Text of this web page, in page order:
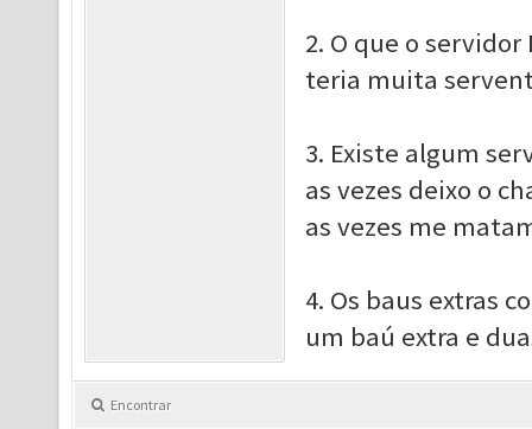
2. O que o
teria muita
3. Existe algum
as vezes deixo o
as vezes me
4. Os baus extras
um baú extra e
Encontrar